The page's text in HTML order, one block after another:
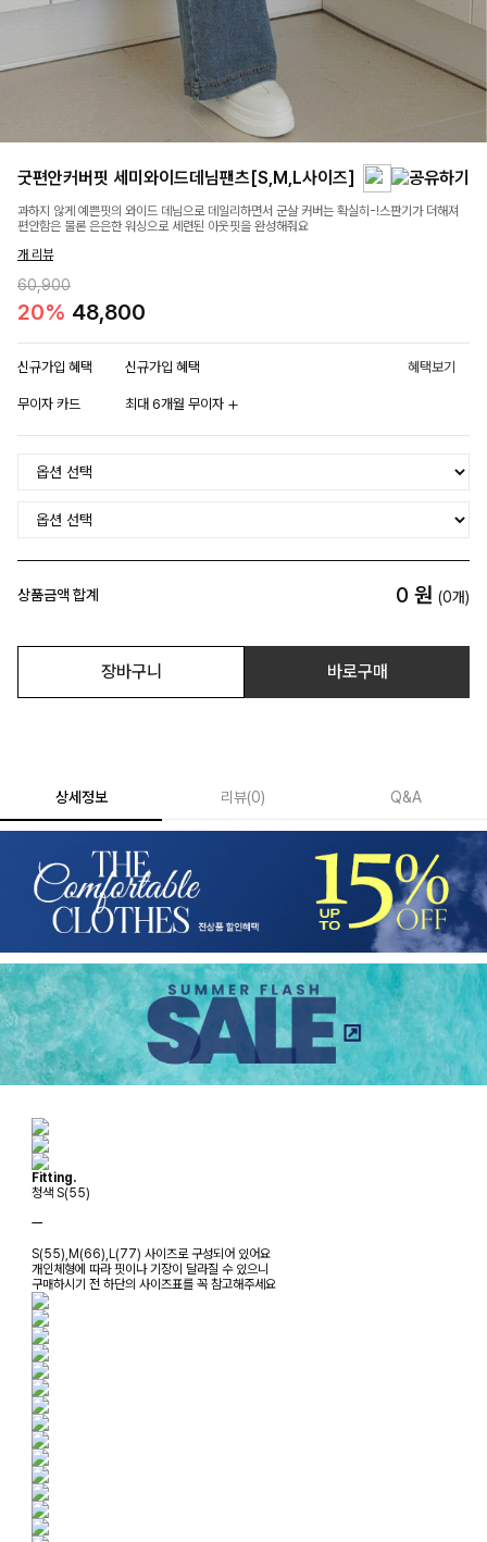
굿편안커버핏 세미와이드데님팬츠[S,M,L사이즈]
과하지 않게 예쁜핏의 와이드 데님으로 데일리하면서 군살 커버는 확실히-!스판기가 더해져
편안함은 물론 은은한 워싱으로 세련된 아웃핏을 완성해줘요
개 리뷰
60,900
20% 48,800
신규가입 혜택 신규가입 혜택 혜택보기
무이자 카드 최대 6개월 무이자
상품금액 합계 0 원 (0개)
장바구니 바로구매
상세정보 리뷰(0) Q&A
Fitting.
청색 S(55)
ㅡ
S(55),M(66),L(77) 사이즈로 구성되어 있어요
개인체형에 따라 핏이나 기장이 달라질 수 있으니
구매하시기 전 하단의 사이즈표를 꼭 참고해주세요